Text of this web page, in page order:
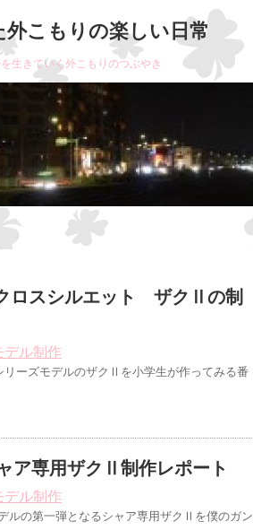
こもりの楽しい日常
生きていく外こもりのつぶやき
ロスシルエット ザクⅡの制
デル制作
リーズモデルのザクⅡを小学生が作ってみる番
ア専用ザクⅡ制作レポート
デル制作
ルの第一弾となるシャア専用ザクⅡを僕のガン